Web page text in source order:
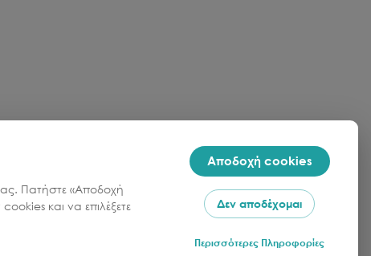
Πατήστε «Αποδοχή
και να επιλέξετε
Αποδοχή cookies
Δεν αποδέχομαι
Περισσότερες Πληροφορίες